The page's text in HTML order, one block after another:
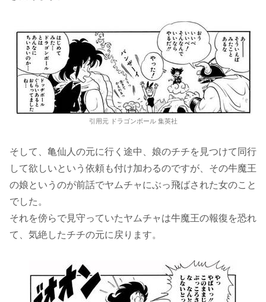
引用元 ドラゴンボール 集英社
そして、亀仙人の元に行く途中、娘のチチを見つけて同行
して欲しいという依頼も付け加わるのですが、その牛魔王
の娘というのが前話でヤムチャにぶっ飛ばされた女のこと
でした。
それを傍らで見守っていたヤムチャは牛魔王の報復を恐れ
て、気絶したチチの元に戻ります。